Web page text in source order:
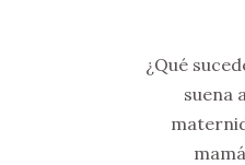
¿Qué
suena